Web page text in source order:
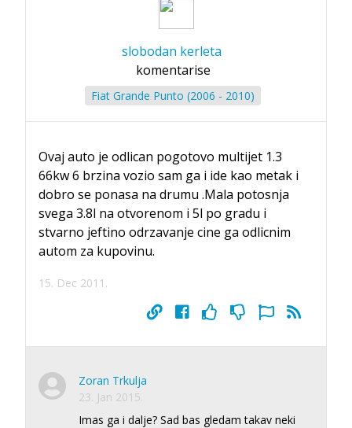
slobodan kerleta
komentarise
Fiat Grande Punto (2006 - 2010)
Ovaj auto je odlican pogotovo multijet 1.3
66kw 6 brzina vozio sam ga i ide kao metak i
dobro se ponasa na drumu .Mala potosnja
svega 3.8l na otvorenom i 5l po gradu i
stvarno jeftino odrzavanje cine ga odlicnim
autom za kupovinu.
15. Dec 2011.
Zoran Trkulja
23. Jan 2015.
Imas ga i dalje? Sad bas gledam takav neki